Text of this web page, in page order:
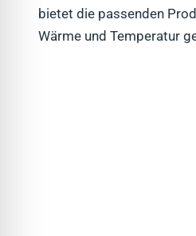
bietet die passenden
Wärme und Temperatur